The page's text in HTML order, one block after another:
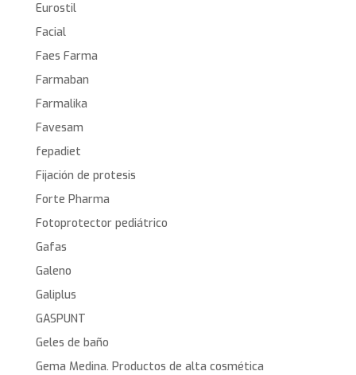
Eurostil
Facial
Faes Farma
Farmaban
Farmalika
Favesam
fepadiet
Fijación de protesis
Forte Pharma
Fotoprotector pediátrico
Gafas
Galeno
Galiplus
GASPUNT
Geles de baño
Gema Medina. Productos de alta cosmética